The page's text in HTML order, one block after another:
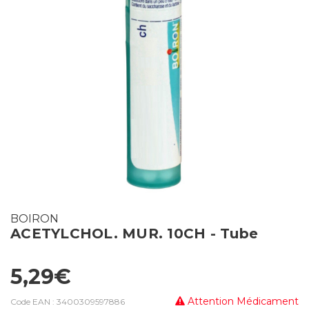
BOIRON
ACETYLCHOL. MUR. 10CH - Tube
5,29€
Attention Médicament
Code EAN : 3400309597886